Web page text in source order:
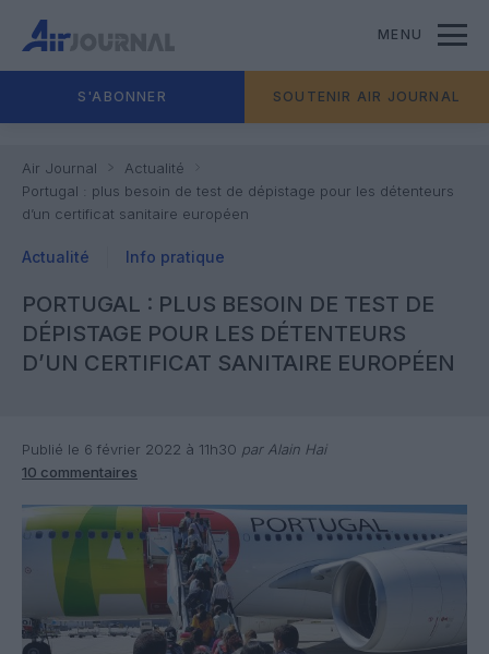
MENU
S'ABONNER SOUTENIR AIR JOURNAL
Air Journal
Actualité
Portugal : plus besoin de test de dépistage pour les détenteurs
d’un certificat sanitaire européen
Actualité Info pratique
PORTUGAL : PLUS BESOIN DE TEST DE
DÉPISTAGE POUR LES DÉTENTEURS
D’UN CERTIFICAT SANITAIRE EUROPÉEN
Publié le 6 février 2022 à 11h30 par Alain Hai
10 commentaires